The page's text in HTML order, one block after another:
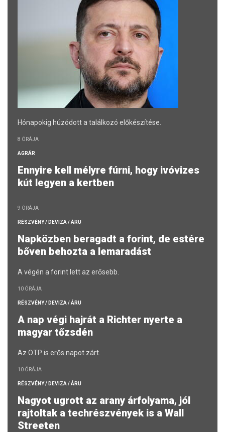
Hónapokig húzódott a találkozó előkészítése.
8 ÓRÁJA
AGRÁR
Ennyire kell mélyre fúrni, hogy ivóvizes
kút legyen a kertben
9 ÓRÁJA
RÉSZVÉNY / DEVIZA / ÁRU
Napközben beragadt a forint, de estére
bőven behozta a lemaradást
A végén a forint lett az erősebb.
10 ÓRÁJA
RÉSZVÉNY / DEVIZA / ÁRU
A nap végi hajrát a Richter nyerte a
magyar tőzsdén
Az OTP is erős napot zárt.
10 ÓRÁJA
RÉSZVÉNY / DEVIZA / ÁRU
Nagyot ugrott az arany árfolyama, jól
rajtoltak a techrészvények is a Wall
Streeten